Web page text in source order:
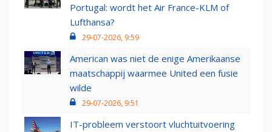
Portugal: wordt het Air France-KLM of
Lufthansa?
29-07-2026, 9:59
American was niet de enige Amerikaanse
maatschappij waarmee United een fusie
wilde
29-07-2026, 9:51
IT-probleem verstoort vluchtuitvoering